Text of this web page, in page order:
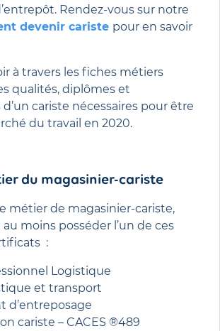
Rendez-vous sur notre
devenir cariste pour en savoir
à travers les fiches métiers
qualités, diplômes et
cariste nécessaires pour être
du travail en 2020.
du magasinier-cariste
métier de magasinier-cariste,
au moins posséder l’un de ces
:
Logistique
et transport
d’entreposage
cariste – CACES ®489